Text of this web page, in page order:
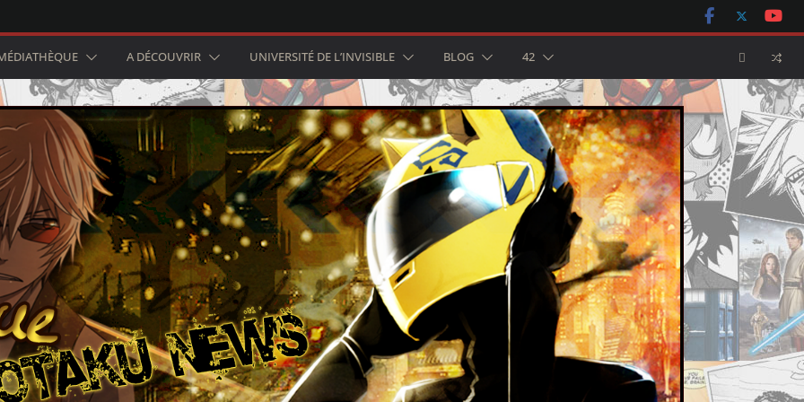
A DÉCOUVRIR UNIVERSITÉ DE L’INVISIBLE BLOG 42